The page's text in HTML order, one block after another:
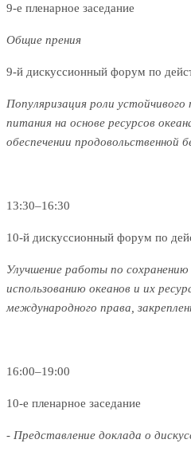
9-е пленарное заседание
Общие прения
9-й дискуссионный форум по
Популяризация роли
питания на основе ресурсов
обеспечении продовольственной
13:30–16:30
10-й дискуссионный форум по
Улучшение работы по сохранению
использованию океанов и их
международного права,
16:00–19:00
10-е пленарное заседание
- Представление доклада о